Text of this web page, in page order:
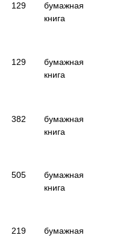
129
бумажная
книга
129
бумажная
книга
382
бумажная
книга
505
бумажная
книга
219
бумажная